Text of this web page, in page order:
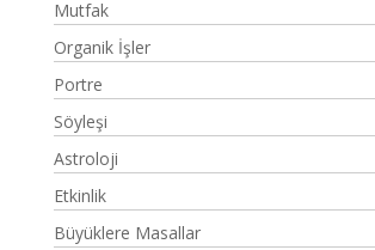
Mutfak
Organik İşler
Portre
Söyleşi
Astroloji
Etkinlik
Büyüklere Masallar